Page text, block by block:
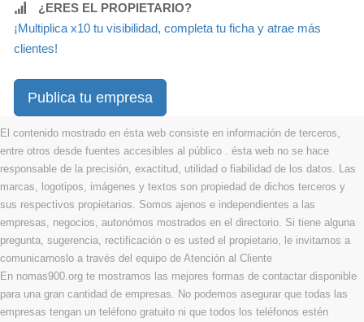
¿ERES EL PROPIETARIO?
¡Multiplica x10 tu visibilidad, completa tu ficha y atrae más
clientes!
Publica tu empresa
El contenido mostrado en ésta web consiste en información de terceros,
entre otros desde fuentes accesibles al público . ésta web no se hace
responsable de la precisión, exactitud, utilidad o fiabilidad de los datos. Las
marcas, logotipos, imágenes y textos son propiedad de dichos terceros y
sus respectivos propietarios. Somos ajenos e independientes a las
empresas, negocios, autonómos mostrados en el directorio. Si tiene alguna
pregunta, sugerencia, rectificación o es usted el propietario, le invitamos a
comunicarnoslo a través del equipo de Atención al Cliente
En nomas900.org te mostramos las mejores formas de contactar disponible
para una gran cantidad de empresas. No podemos asegurar que todas las
empresas tengan un teléfono gratuito ni que todos los teléfonos estén